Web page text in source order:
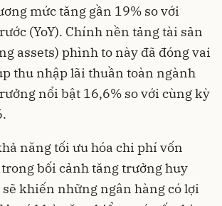
mức tăng gần 19% so với
(YoY). Chính nền tảng tài sản
assets) phình to này đã đóng vai
thu nhập lãi thuần toàn ngành
nổi bật 16,6% so với cùng kỳ
.
năng tối ưu hóa chi phí vốn
trong bối cảnh tăng trưởng huy
khiến những ngân hàng có lợi